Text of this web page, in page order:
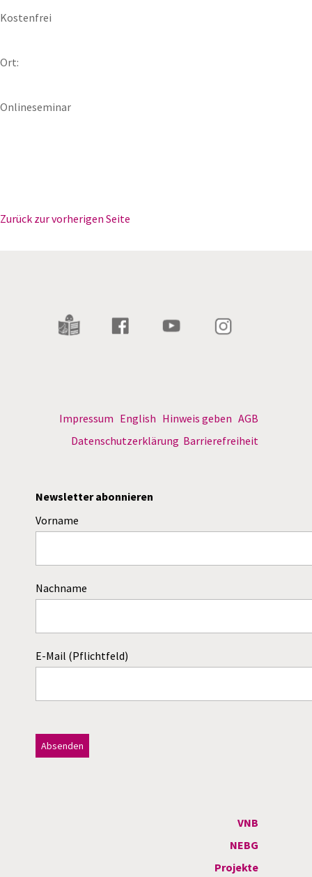
Kostenfrei
Ort:
Onlineseminar
Zurück zur vorherigen Seite
Impressum English Hinweis geben AGB
Datenschutzerklärung Barrierefreiheit
Newsletter abonnieren
Vorname
Nachname
E-Mail (Pflichtfeld)
VNB
NEBG
Projekte